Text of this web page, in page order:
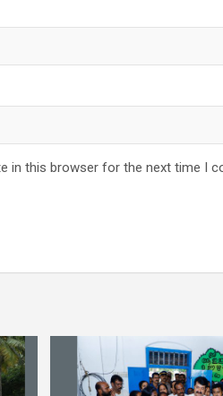
in this browser for the next time I